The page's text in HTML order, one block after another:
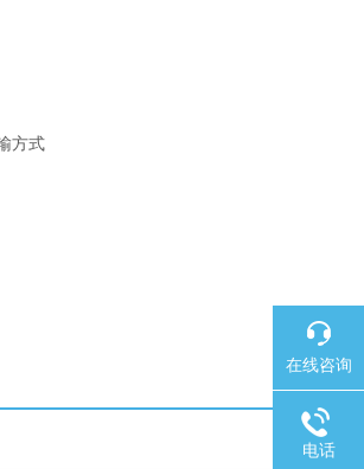
方式
在线咨询
电话